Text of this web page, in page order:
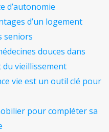
d’autonomie
d’un logement
seniors
douces dans
du vieillissement
vie est un outil clé pour
pour compléter sa